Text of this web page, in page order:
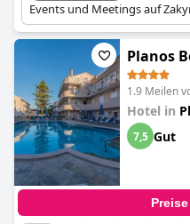
Events und Meetings auf
Planos
1.9 Meilen
Hotel in
7,5 Gut